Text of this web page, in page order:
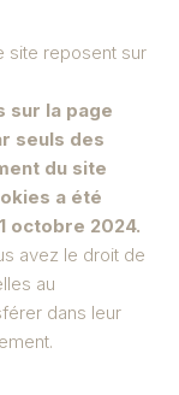
site reposent sur
sur la page
seuls des
du site
a été
octobre 2024.
avez le droit de
au
dans leur